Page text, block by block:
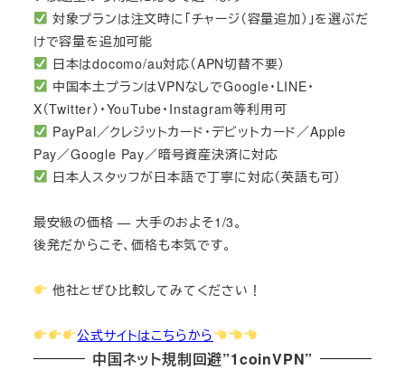
対象プランは注文時に「チャージ（容量追加）」を選ぶだ
けで容量を追加可能
日本はdocomo/au対応（APN切替不要）
中国本土プランはVPNなしでGoogle・LINE・
X（Twitter）・YouTube・Instagram等利用可
PayPal／クレジットカード・デビットカード／Apple
Pay／Google Pay／暗号資産決済に対応
日本人スタッフが日本語で丁寧に対応（英語も可）
最安級の価格 — 大手のおよそ1/3。
後発だからこそ、価格も本気です。
他社とぜひ比較してみてください！
公式サイトはこちらから
中国ネット規制回避”1coinVPN”